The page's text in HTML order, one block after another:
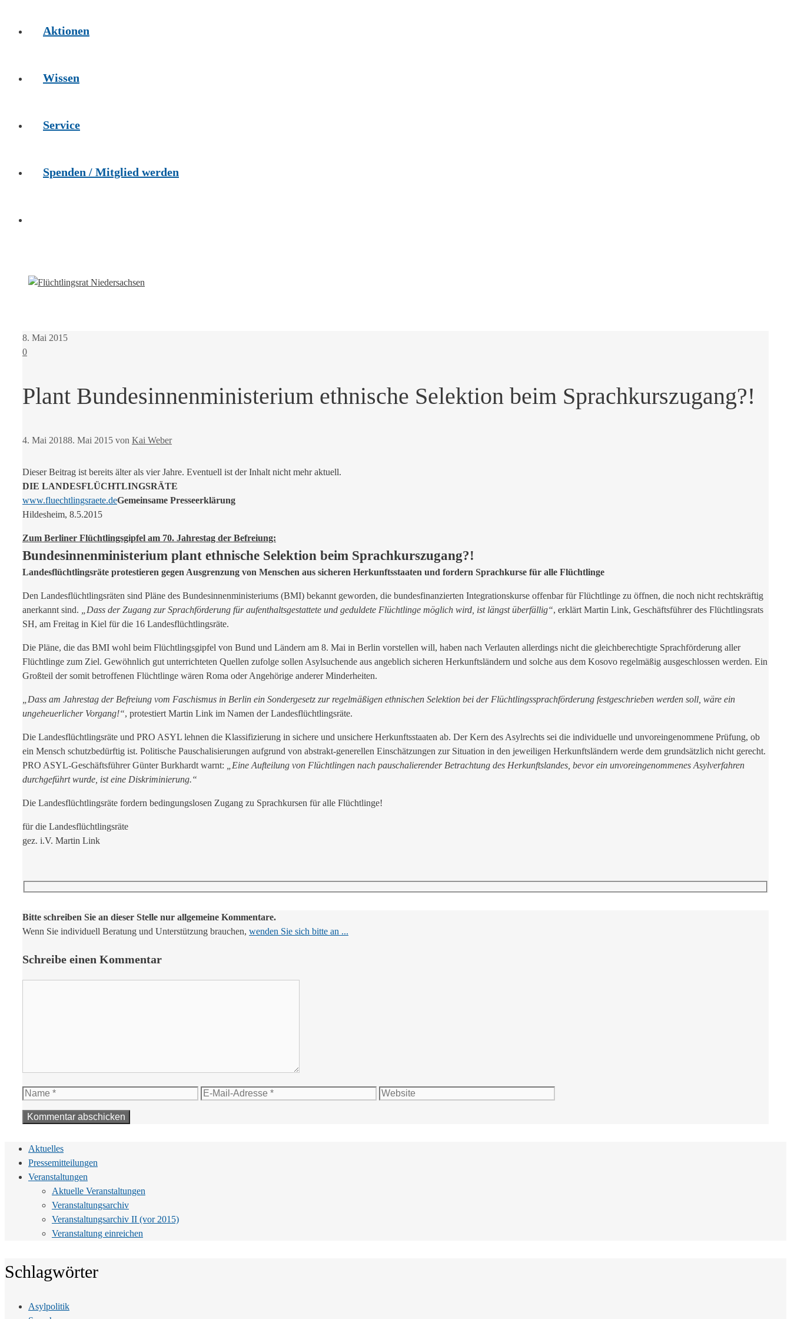
Aktionen
Wissen
Service
Spenden / Mitglied werden
8. Mai 2015
0
Plant Bundesinnenministerium ethnische Selektion beim Sprachkurszugang?!
4. Mai 20188. Mai 2015 von Kai Weber
Dieser Beitrag ist bereits älter als vier Jahre. Eventuell ist der Inhalt nicht mehr aktuell.
DIE LANDESFLÜCHTLINGSRÄTE
www.fluechtlingsraete.deGemeinsame Presseerklärung
Hildesheim, 8.5.2015
Zum Berliner Flüchtlingsgipfel am 70. Jahrestag der Befreiung:
Bundesinnenministerium plant ethnische Selektion beim Sprachkurszugang?!
Landesflüchtlingsräte protestieren gegen Ausgrenzung von Menschen aus sicheren Herkunftsstaaten und fordern Sprachkurse für alle Flüchtlinge
Den Landesflüchtlingsräten sind Pläne des Bundesinnenministeriums (BMI) bekannt geworden, die bundesfinanzierten Integrationskurse offenbar für Flüchtlinge zu öffnen, die noch nicht rechtskräftig
anerkannt sind.
„Dass der Zugang zur Sprachförderung für aufenthaltsgestattete und geduldete Flüchtlinge möglich wird, ist längst überfällig“, erklärt Martin Link, Geschäftsführer des Flüchtlingsrats
SH, am Freitag in Kiel für die 16 Landesflüchtlingsräte.
Die Pläne, die das BMI wohl beim Flüchtlingsgipfel von Bund und Ländern am 8. Mai in Berlin vorstellen will, haben nach Verlauten allerdings nicht die gleichberechtigte Sprachförderung aller
Flüchtlinge zum Ziel. Gewöhnlich gut unterrichteten Quellen zufolge sollen Asylsuchende aus angeblich sicheren Herkunftsländern und solche aus dem Kosovo regelmäßig ausgeschlossen werden. Ein
Großteil der somit betroffenen Flüchtlinge wären Roma oder Angehörige anderer Minderheiten.
„Dass am Jahrestag der Befreiung vom Faschismus in Berlin ein Sondergesetz zur regelmäßigen ethnischen Selektion bei der Flüchtlingssprachförderung festgeschrieben werden soll, wäre ein
ungeheuerlicher Vorgang!“, protestiert Martin Link im Namen der Landesflüchtlingsräte.
Die Landesflüchtlingsräte und PRO ASYL lehnen die Klassifizierung in sichere und unsichere Herkunftsstaaten ab. Der Kern des Asylrechts sei die individuelle und unvoreingenommene Prüfung, ob
ein Mensch schutzbedürftig ist. Politische Pauschalisierungen aufgrund von abstrakt-generellen Einschätzungen zur Situation in den jeweiligen Herkunftsländern werde dem grundsätzlich nicht gerecht.
PRO ASYL-Geschäftsführer Günter Burkhardt warnt:
„Eine Aufteilung von Flüchtlingen nach pauschalierender Betrachtung des Herkunftslandes, bevor ein unvoreingenommenes Asylverfahren
durchgeführt wurde, ist eine Diskriminierung.“
Die Landesflüchtlingsräte fordern bedingungslosen Zugang zu Sprachkursen für alle Flüchtlinge!
für die Landesflüchtlingsräte
gez. i.V. Martin Link
Bitte schreiben Sie an dieser Stelle nur allgemeine Kommentare.
Wenn Sie individuell Beratung und Unterstützung brauchen, wenden Sie sich bitte an ...
Schreibe einen Kommentar
Name
E-
Website
Aktuelles
Pressemitteilungen
Veranstaltungen
Aktuelle Veranstaltungen
Veranstaltungsarchiv
Veranstaltungsarchiv II (vor 2015)
Veranstaltung einreichen
Schlagwörter
Asylpolitik